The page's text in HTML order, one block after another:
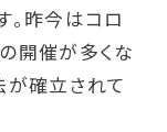
。昨今はコロ
開催が多くな
が確立されて